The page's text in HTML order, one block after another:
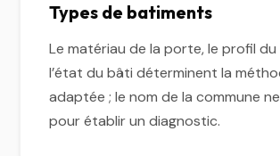
Types de batiments
Le matériau de la porte, le profil
l’état du bâti déterminent la
adaptée ; le nom de la commune
pour établir un diagnostic.